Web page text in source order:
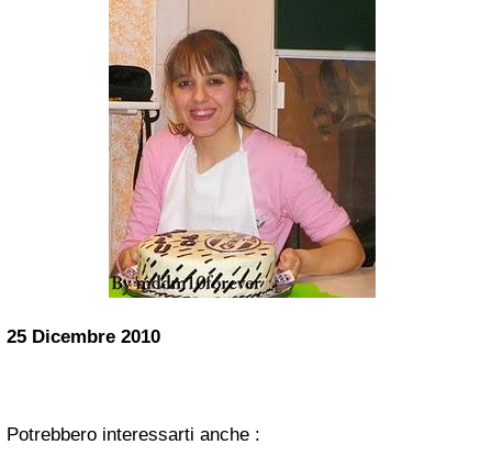
25 Dicembre 2010
Potrebbero interessarti anche :